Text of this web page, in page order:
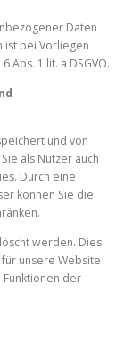
Daten
ist bei Vorliegen
Abs. 1 lit. a DSGVO.
und von
als Nutzer auch
Durch eine
können Sie die
werden. Dies
unsere Website
der